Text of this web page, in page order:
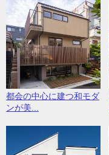
都会の中心に建つ和モダ
ンが美...